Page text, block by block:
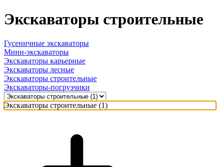
Экскаваторы строительные
Гусеничные экскаваторы
Мини-экскаваторы
Экскаваторы карьерные
Экскаваторы лесные
Экскаваторы строительные
Экскаваторы-погрузчики
Экскаваторы строительные (1)